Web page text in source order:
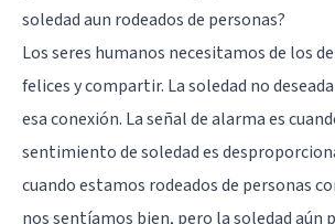
soledad aun rodeados de personas?
Los seres humanos necesitamos de los
felices y compartir. La soledad no
esa conexión. La señal de alarma es
sentimiento de soledad es
cuando estamos rodeados de personas
nos sentíamos bien, pero la soledad aún